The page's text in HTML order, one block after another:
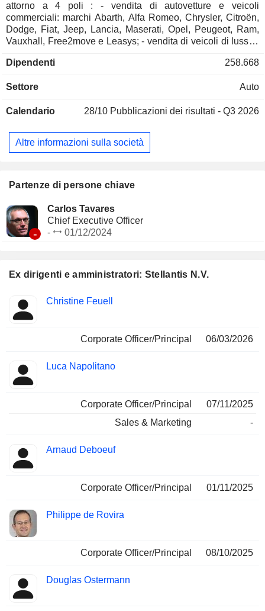
Ex dirigenti e amministratori: Stellantis N.V.
Insider
Posizioni
Christine Feuell
Corporate Officer/Principal 06/03/2026
Luca Napolitano
Corporate Officer/Principal
07/11/2025
Sales & Marketing
-
Arnaud Deboeuf
Corporate Officer/Principal 01/11/2025
Philippe de Rovira
Corporate Officer/Principal 08/10/2025
Douglas Ostermann
attorno a 4 poli : - vendita di autovetture e veicoli
commerciali: marchi Abarth, Alfa Romeo, Chrysler, Citroën,
Dodge, Fiat, Jeep, Lancia, Maserati, Opel, Peugeot, Ram,
Vauxhall, Free2move e Leasys; - vendita di veicoli di lusso :
automobilistiche: sistemi interni, sedili auto, esterni auto,
finanziamento delle vendite (acquisto, noleggio, leasing,
geografica del fatturato è la seguente: Paesi Bassi (0,8%),
(6,8%), Germania (5,2%), Regno Unito (5%), Turchia (3,8%),
Spagna (2,7%), Belgio (1,5%), Cina (0,2%) e altri paesi
Dipendenti 258.668
Settore Auto
Calendario 28/10 Pubblicazioni dei risultati - Q3 2026
Altre informazioni sulla società
Partenze di persone chiave
-
Carlos Tavares
Chief Executive Officer
-
01/12/2024